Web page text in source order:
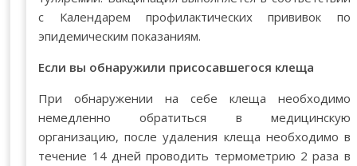
с Календарем профилактических прививок по
эпидемическим показаниям.
Если вы обнаружили присосавшегося клеща
При обнаружении на себе клеща необходимо
немедленно обратиться в медицинскую
организацию, после удаления клеща необходимо в
течение 14 дней проводить термометрию 2 раза в